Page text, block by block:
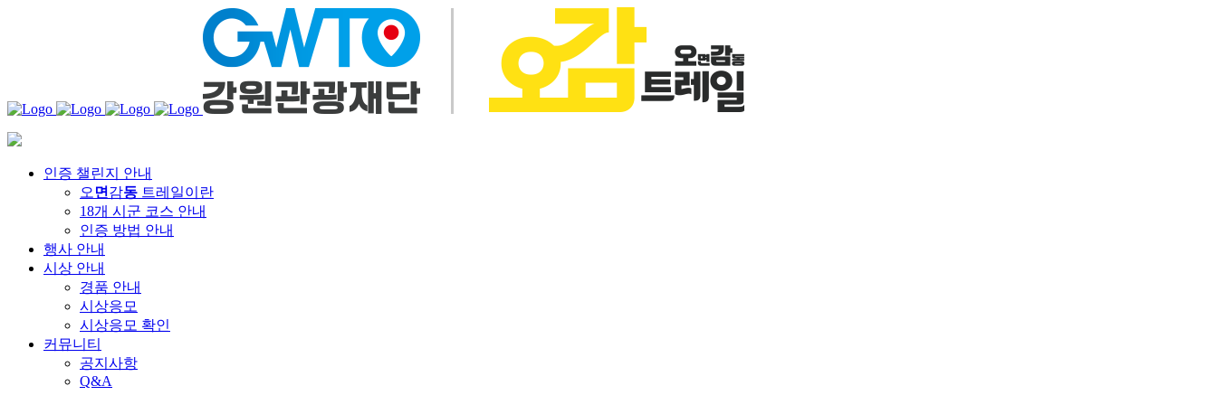
인증 챌린지 안내
오 면 감동 트레일이란
18개 시군 코스 안내
인증 방법 안내
행사 안내
시상 안내
경품 안내
시상응모
시상응모 확인
커뮤니티
공지사항
Q&A